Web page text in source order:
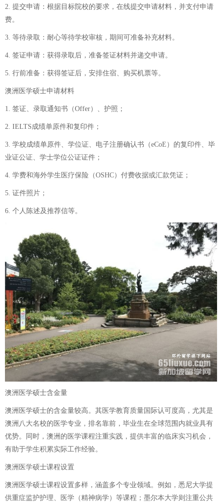
2. 提交申请：根据目标院校的要求，在线提交申请材料，并支付申请
费。
3. 等待录取：耐心等待学校审核，期间可准备补充材料。
4. 签证申请：获得录取后，准备签证材料并递交申请。
5. 行前准备：获得签证后，安排住宿、购买机票等。
澳洲医学硕士申请材料
1. 签证、录取通知书（Offer）、护照；
2. IELTS成绩单原件和复印件；
3. 学校成绩单原件、学位证、电子注册确认书（eCoE）的复印件、毕
业证公证、学士学位公证证件；
4. 学费和海外学生医疗保险（OSHC）付费收据或汇款凭证；
5. 证件照片；
6. 个人陈述及推荐信等。
澳洲医学硕士含金量
澳洲医学硕士的含金量较高。其医学教育质量国际认可度高，尤其是
澳洲八大名校的医学专业，排名靠前，毕业生在全球范围内就业具有
优势。同时，澳洲的医学课程注重实践，提供丰富的临床实习机会，
有助于学生积累实际工作经验。
澳洲医学硕士课程设置
澳洲医学硕士课程设置多样，涵盖多个专业领域。例如，悉尼大学提
供重症监护护理、医学（精神病学）等课程；墨尔本大学则注重公共